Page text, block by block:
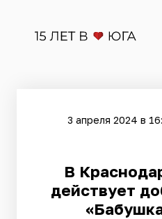
3 апреля 2024 в
В
действует